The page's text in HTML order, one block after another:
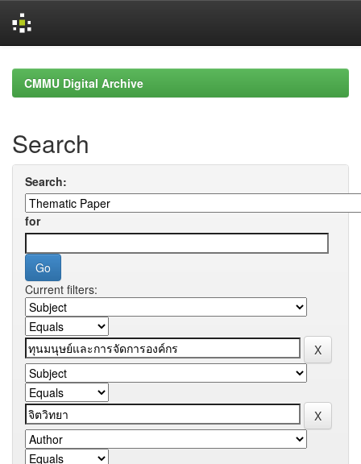
navigationCMMU Digital Archive
Search
Search:
for
Current filters: